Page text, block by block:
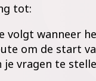
tot:
volgt wanneer
om de start
vragen te